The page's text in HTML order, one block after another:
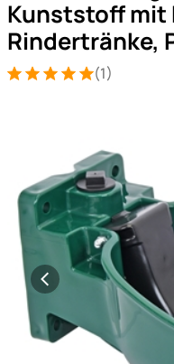
Kunststoff mit
Rindertränke,
Bewertung: 5 von 5 (1
1 Bewertung (1)